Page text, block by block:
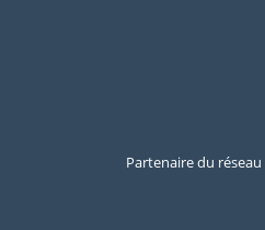
Partenaire du réseau